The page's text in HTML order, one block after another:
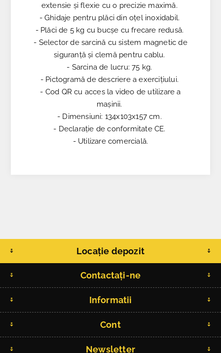
extensie și flexie cu o precizie maximă.
- Ghidaje pentru plăci din oțel inoxidabil.
- Plăci de 5 kg cu bucșe cu frecare redusă.
- Selector de sarcină cu sistem magnetic de
siguranță și clemă pentru cablu.
- Sarcina de lucru: 75 kg.
- Pictogramă de descriere a exercițiului.
- Cod QR cu acces la video de utilizare a
mașinii.
- Dimensiuni: 134x103x157 cm.
- Declarație de conformitate CE.
- Utilizare comercială.
Locație depozit
Contactați-ne
Informatii
Cont
Newsletter